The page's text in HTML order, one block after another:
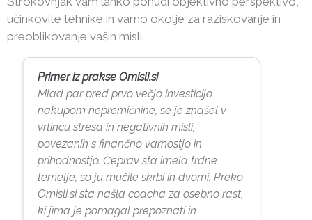
učinkovite tehnike in varno okolje za raziskovanje in
preoblikovanje vaših misli.
Primer iz prakse Omisli.si
Mlad par pred prvo večjo investicijo,
nakupom nepremičnine, se je znašel v
vrtincu stresa in negativnih misli,
povezanih s finančno varnostjo in
prihodnostjo. Čeprav sta imela trdne
temelje, so ju mučile skrbi in dvomi. Preko
Omisli.si sta našla coacha za osebno rast,
ki jima je pomagal prepoznati in